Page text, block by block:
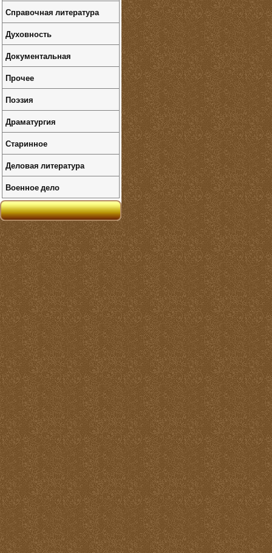
Справочная литература
Духовность
Документальная
Прочее
Поэзия
Драматургия
Старинное
Деловая литература
Военное дело